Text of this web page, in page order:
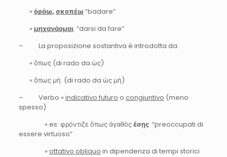
» ὁράω, σκοπέω “badare”
» μηχανάομαι“darsi da fare”
– La proposizione sostantiva è introdotta da:
» ὅπως (di rado da ὡς)
» ὅπως μή (di rado da ὡς μή)
– Verbo » indicativo futuro o congiuntivo (meno
spesso)
» es: φρόντιζε ὅπως ἀγαθὸςἔσῃς“preoccupati di
essere virtuoso”
» ottativo obliquo in dipendenza di tempi storici